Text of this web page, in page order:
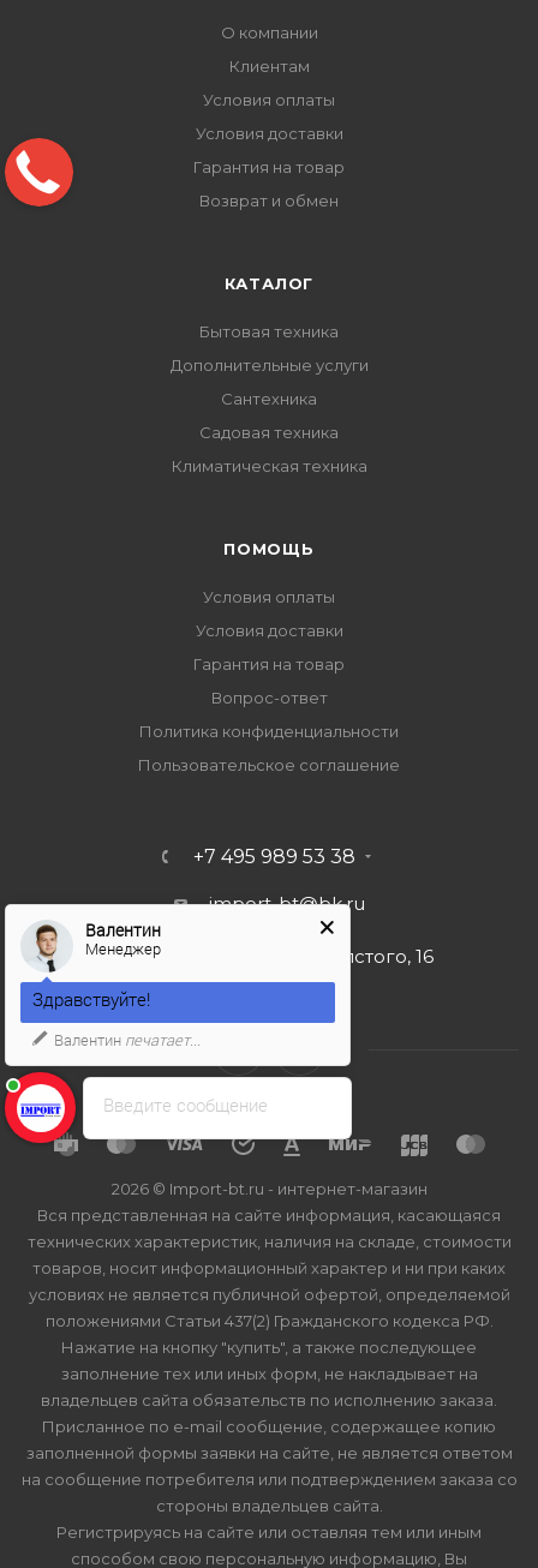
О компании
Клиентам
Условия оплаты
Условия доставки
Гарантия на товар
Возврат и обмен
КАТАЛОГ
Бытовая техника
Дополнительные услуги
Сантехника
Садовая техника
Климатическая техника
ПОМОЩЬ
Условия оплаты
Условия доставки
Гарантия на товар
Вопрос-ответ
Политика конфиденциальности
Пользовательское соглашение
+7 495 989 53 38
import-bt@bk.ru
г. Москва, ул. Льва Толстого, 16
2026 © Import-bt.ru - интернет-магазин
Вся представленная на сайте информация, касающаяся
технических характеристик, наличия на складе, стоимости
товаров, носит информационный характер и ни при каких
условиях не является публичной офертой, определяемой
положениями Статьи 437(2) Гражданского кодекса РФ.
Нажатие на кнопку "купить", а также последующее
заполнение тех или иных форм, не накладывает на
владельцев сайта обязательств по исполнению заказа.
Присланное по e-mail сообщение, содержащее копию
заполненной формы заявки на сайте, не является ответом
на сообщение потребителя или подтверждением заказа со
стороны владельцев сайта.
Регистрируясь на сайте или оставляя тем или иным
способом свою персональную информацию, Вы
Введите сообщение
Валентин
Менеджер
Здравствуйте!
Валентин печатает...